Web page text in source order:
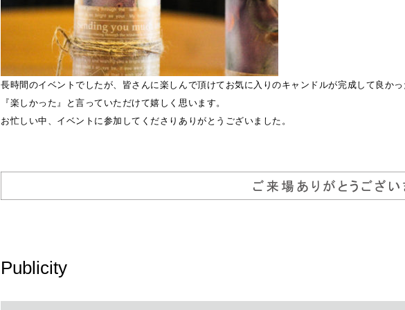
長時間のイベントでしたが、皆さんに楽しんで頂けてお気に入りのキャンドルが完成して良か
『楽しかった』と言っていただけて嬉しく思います。
お忙しい中、イベントに参加してくださりありがとうございました。
Publicity